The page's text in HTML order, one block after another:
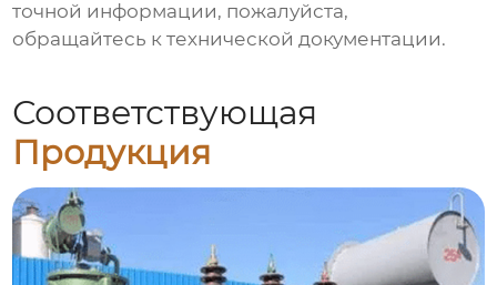
точной информации, пожалуйста,
обращайтесь к технической документации.
Соответствующая
Продукция